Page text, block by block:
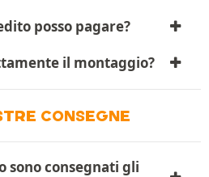
posso pagare?
il montaggio?
CONSEGNE
sono consegnati gli